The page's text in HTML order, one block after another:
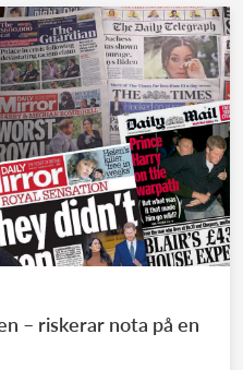
– riskerar nota på en